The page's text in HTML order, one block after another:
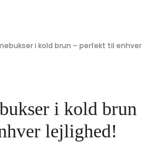
i kold brun – perfekt til enhver
i kold brun
lejlighed!